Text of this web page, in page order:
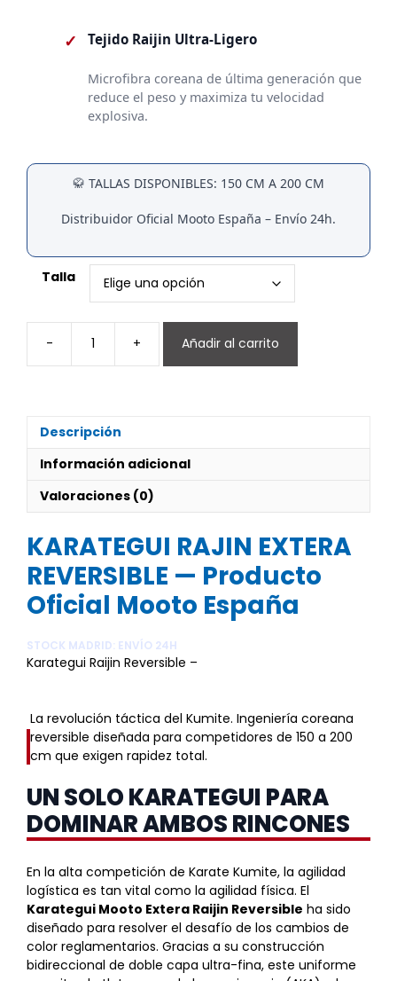
✓ Tejido Raijin Ultra-Ligero
Microfibra coreana de última generación que
reduce el peso y maximiza tu velocidad
explosiva.
🥋 TALLAS DISPONIBLES: 150 CM A 200 CM
Distribuidor Oficial Mooto España – Envío 24h.
Talla
-
KARATEGUI
RAJIN
+ Añadir al carrito
Descripción
Información adicional
Valoraciones (0)
KARATEGUI RAJIN EXTERA
REVERSIBLE — Producto
Oficial Mooto España
STOCK MADRID: ENVÍO 24H
Karategui Raijin Reversible –
La revolución táctica del Kumite. Ingeniería coreana
reversible diseñada para competidores de 150 a 200
cm que exigen rapidez total.
UN SOLO KARATEGUI PARA
DOMINAR AMBOS RINCONES
En la alta competición de Karate Kumite, la agilidad
logística es tan vital como la agilidad física. El
Karategui Mooto Extera Raijin Reversible ha sido
diseñado para resolver el desafío de los cambios de
color reglamentarios. Gracias a su construcción
bidireccional de doble capa ultra-fina, este uniforme